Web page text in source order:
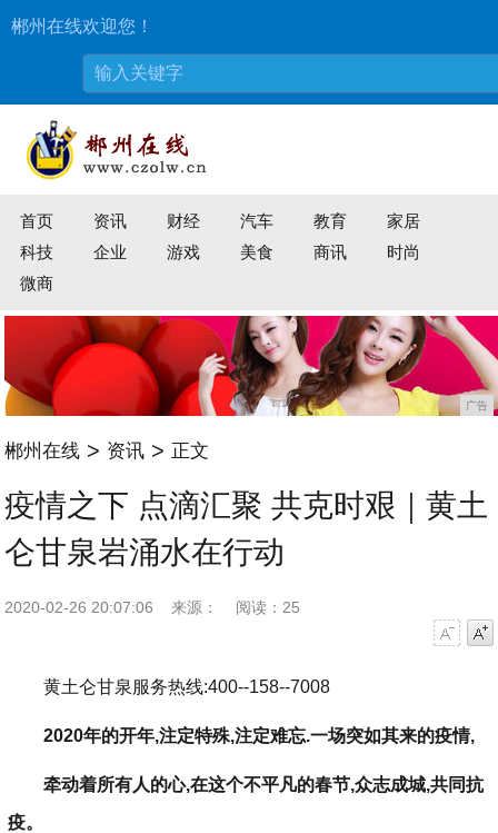
郴州在线欢迎您！
首页 资讯 财经 汽车 教育
家居
科技
企业 游戏 美食 商讯
时尚
微商
广告
郴州在线 > 资讯 > 正文
疫情之下 点滴汇聚 共克时艰｜黄土
仑甘泉岩涌水在行动
2020-02-26 20:07:06 来源：
阅读：25
黄土仑甘泉服务热线:400--158--7008
2020年的开年,注定特殊,注定难忘.一场突如其来的疫情,
牵动着所有人的心,在这个不平凡的春节,众志成城,共同抗
疫。